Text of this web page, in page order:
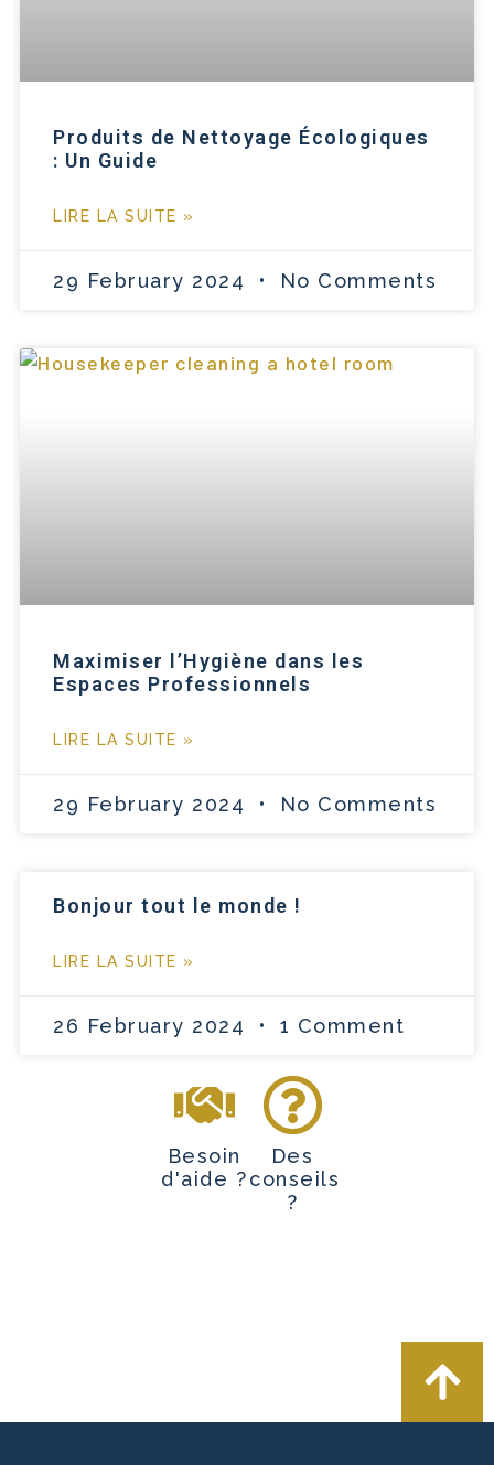
Produits de Nettoyage Écologiques
: Un Guide
LIRE LA SUITE »
29 February 2024 No Comments
Maximiser l’Hygiène dans les
Espaces Professionnels
LIRE LA SUITE »
29 February 2024 No Comments
Bonjour tout le monde !
LIRE LA SUITE »
26 February 2024 1 Comment
Besoin
d'aide ?
Des
conseils
?